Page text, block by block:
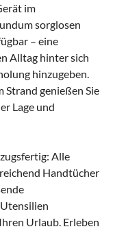
im
sorglosen
– eine
Alltag hinter sich
hinzugeben.
genießen Sie
Lage und
Alle
Handtücher
Urlaub. Erleben